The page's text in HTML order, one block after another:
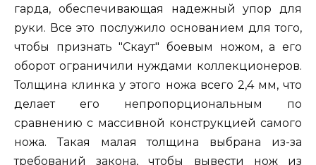
гарда, обеспечивающая надежный упор для
руки. Все это послужило основанием для того,
чтобы признать "Скаут" боевым ножом, а его
оборот ограничили нуждами коллекционеров.
Толщина клинка у этого ножа всего 2,4 мм, что
делает его непропорциональным по
сравнению с массивной конструкцией самого
ножа. Такая малая толщина выбрана из-за
требований закона, чтобы вывести нож из